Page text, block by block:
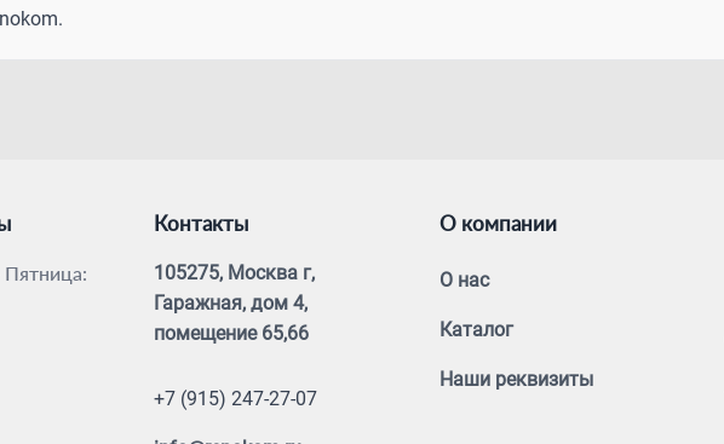
Контакты
105275, Москва г,
Гаражная, дом 4,
помещение 65,66
+7 (915) 247-27-07
О компании
О нас
Каталог
Наши реквизиты